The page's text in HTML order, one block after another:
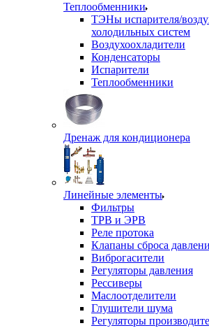
Теплообменники
ТЭНы испарителя/
холодильных систем
Воздухоохладители
Конденсаторы
Испарители
Теплообменники
Дренаж для кондиционера
Линейные элементы
Фильтры
ТРВ и ЭРВ
Реле протока
Клапаны сброса
Виброгасители
Регуляторы давления
Рессиверы
Маслоотделители
Глушители шума
Регуляторы